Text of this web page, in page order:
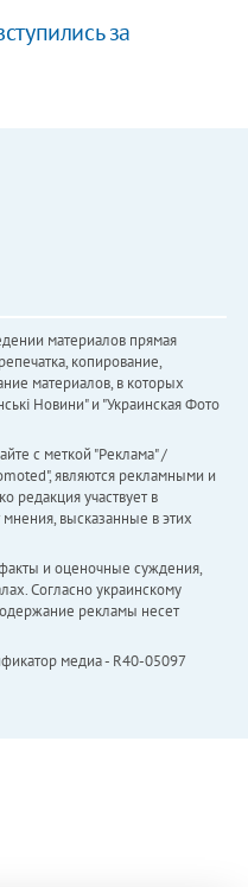
за
материалов прямая
копирование,
материалов, в которых
Новини" и "Украинская Фото
с меткой "Реклама" /
являются рекламными и
редакция участвует в
мнения, высказанные в этих
и оценочные суждения,
Согласно украинскому
рекламы несет
медиа - R40-05097